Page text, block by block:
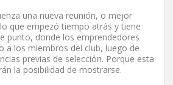
una nueva reunión, o mejor
que empezó tiempo atrás y tiene
punto, donde los emprendedores
a los miembros del club, luego de
previas de selección. Porque esta
la posibilidad de mostrarse.